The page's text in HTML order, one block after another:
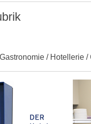
/ Hotellerie /